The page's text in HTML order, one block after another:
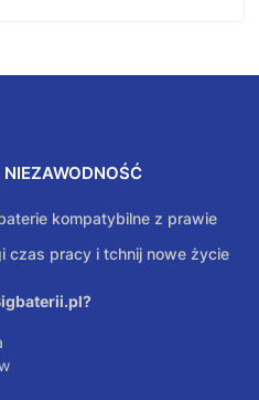
kompatybilne z prawie
czas pracy i tchnij nowe życie